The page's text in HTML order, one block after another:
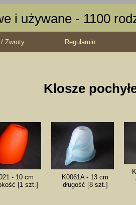
i używane - 1100
/ Zwroty Regulamin
Klosze
- 10 cm
[1 szt.]
K0061A - 13 cm
długość [8 szt.]